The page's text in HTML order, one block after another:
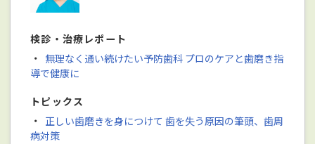
検診・治療レポート
・ 無理なく通い続けたい予防歯科 プロのケアと歯磨き指
導で健康に
トピックス
・ 正しい歯磨きを身につけて 歯を失う原因の筆頭、歯周
病対策